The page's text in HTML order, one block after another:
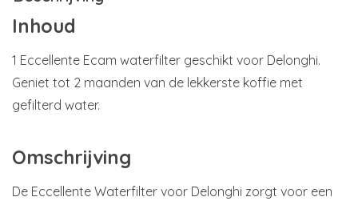
Inhoud
1 Eccellente Ecam waterfilter geschikt voor Delonghi.
Geniet tot 2 maanden van de lekkerste koffie met
gefilterd water.
Omschrijving
De Eccellente Waterfilter voor Delonghi zorgt voor een